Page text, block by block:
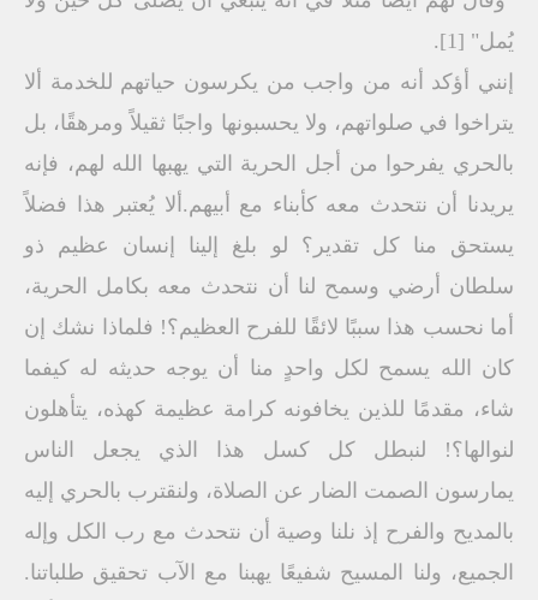
يُمل" [1].
إنني أؤكد أنه من واجب من يكرسون حياتهم للخدمة ألا
يتراخوا في صلواتهم، ولا يحسبونها واجبًا ثقيلاً ومرهقًا، بل
بالحري يفرحوا من أجل الحرية التي يهبها الله لهم، فإنه
يريدنا أن نتحدث معه كأبناء مع أبيهم.ألا يُعتبر هذا فضلاً
يستحق منا كل تقدير؟ لو بلغ إلينا إنسان عظيم ذو
سلطان أرضي وسمح لنا أن نتحدث معه بكامل الحرية،
أما نحسب هذا سببًا لائقًا للفرح العظيم؟! فلماذا نشك إن
كان الله يسمح لكل واحدٍ منا أن يوجه حديثه له كيفما
شاء، مقدمًا للذين يخافونه كرامة عظيمة كهذه، يتأهلون
لنوالها؟! لنبطل كل كسل هذا الذي يجعل الناس
يمارسون الصمت الضار عن الصلاة، ولنقترب بالحري إليه
بالمديح والفرح إذ نلنا وصية أن نتحدث مع رب الكل وإله
الجميع، ولنا المسيح شفيعًا يهبنا مع الآب تحقيق طلباتنا.